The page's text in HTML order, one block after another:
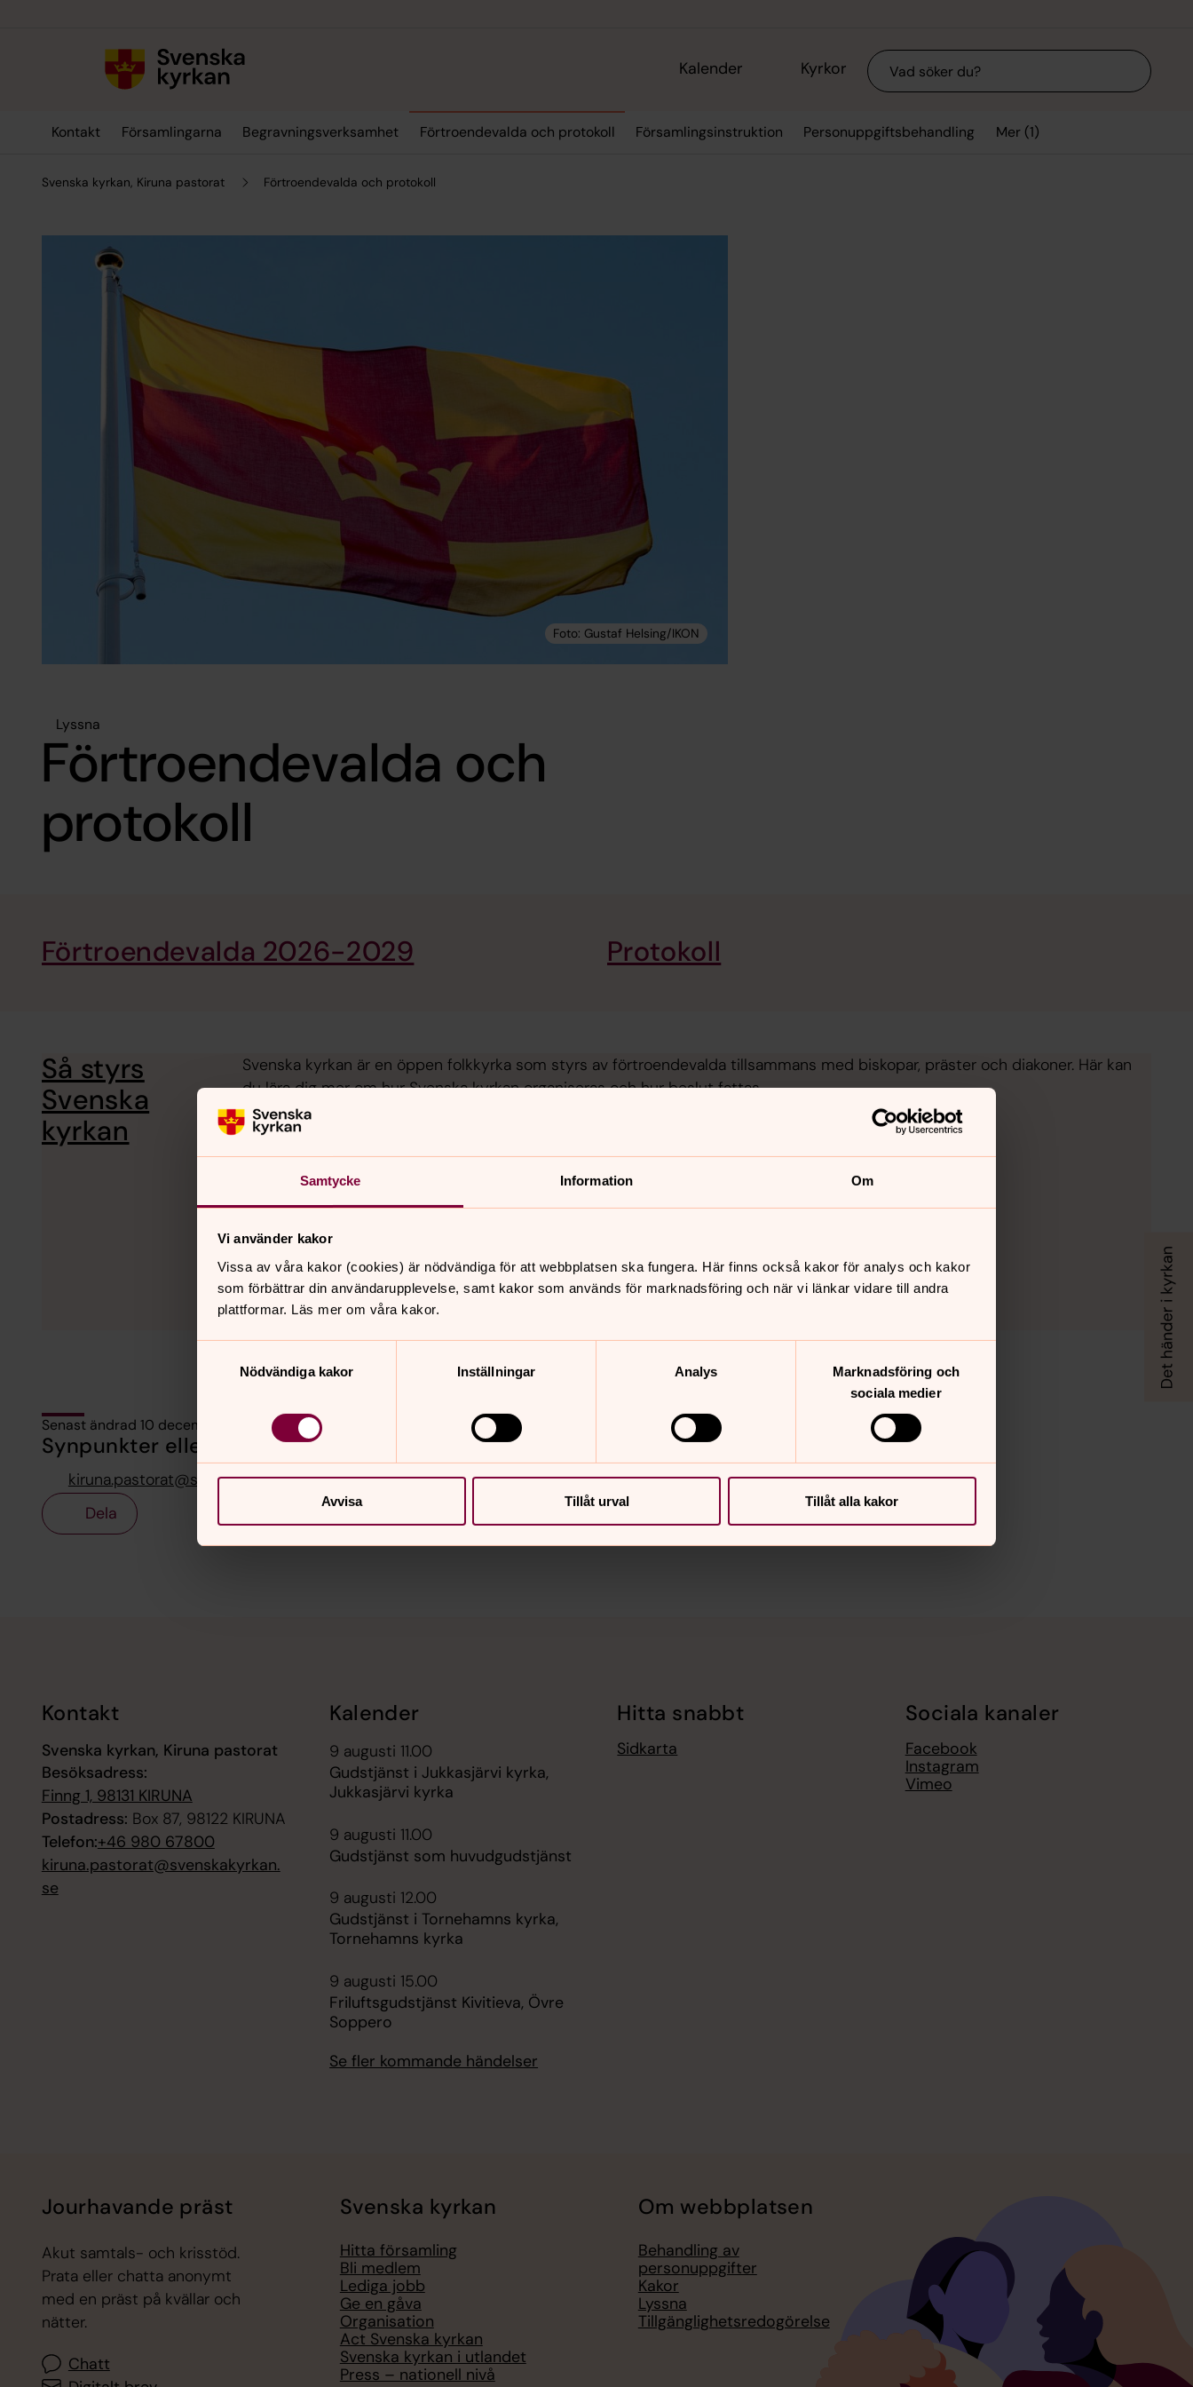
Samtycke Information Om
Vi använder kakor
Vissa av våra kakor (cookies) är nödvändiga för att webbplatsen ska fungera. Här finns också kakor för analys och kakor
som förbättrar din användarupplevelse, samt kakor som används för marknadsföring och när vi länkar vidare till andra
plattformar. Läs mer om våra kakor.
Nödvändiga kakor
Inställningar Analys
Marknadsföring och
sociala medier
Avvisa Tillåt urval Tillåt alla kakor
Kalender Kyrkor Sök
Kontakt Församlingarna Begravningsverksamhet Förtroendevalda och protokoll Församlingsinstruktion Personuppgiftsbehandling Mer (1)
Svenska kyrkan, Kiruna pastorat Förtroendevalda och protokoll
Lyssna
Förtroendevalda och
protokoll
Förtroendevalda 2026-2029 Protokoll
Så styrs
Svenska
kyrkan
Svenska kyrkan är en öppen folkkyrka som styrs av förtroendevalda tillsammans med biskopar, präster och diakoner. Här kan
du lära dig mer om hur Svenska kyrkan organiseras och hur beslut fattas.
Senast ändrad 10 december 2025
Synpunkter eller frågor på sidans innehåll?
kiruna.pastorat@svenskakyrkan.se
Dela
Kontakt
Svenska kyrkan, Kiruna pastorat
Besöksadress:
Finng 1, 98131 KIRUNA
Postadress: Box 87, 98122 KIRUNA
Telefon:+46 980 67800
kiruna.pastorat@svenskakyrkan.
se
Kalender
9 augusti 11.00
Gudstjänst i Jukkasjärvi kyrka,
Jukkasjärvi kyrka
9 augusti 11.00
Gudstjänst som huvudgudstjänst
9 augusti 12.00
Gudstjänst i Tornehamns kyrka,
Tornehamns kyrka
9 augusti 15.00
Friluftsgudstjänst Kivitieva, Övre
Soppero
Se fler kommande händelser
Hitta snabbt
Sidkarta
Sociala kanaler
Facebook
Instagram
Vimeo
Jourhavande präst
Akut samtals- och krisstöd.
Prata eller chatta anonymt
med en präst på kvällar och
nätter.
Chatt
Svenska kyrkan
Hitta församling
Bli medlem
Lediga jobb
Ge en gåva
Organisation
Act Svenska kyrkan
Svenska kyrkan i utlandet
Press – nationell nivå
Om webbplatsen
Behandling av
personuppgifter
Kakor
Lyssna
Tillgänglighetsredogörelse